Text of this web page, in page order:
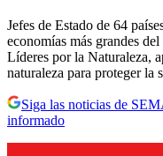
Jefes de Estado de 64
economías más grandes
Líderes por la Naturaleza,
naturaleza para proteger la
Siga las noticias de
informado